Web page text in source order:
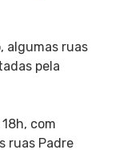
algumas ruas
pela
com
ruas Padre